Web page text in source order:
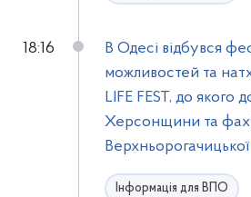
18:16
В Одесі відбувся
можливостей та
LIFE FEST, до якого
Херсонщини та
Інформація для ВПО